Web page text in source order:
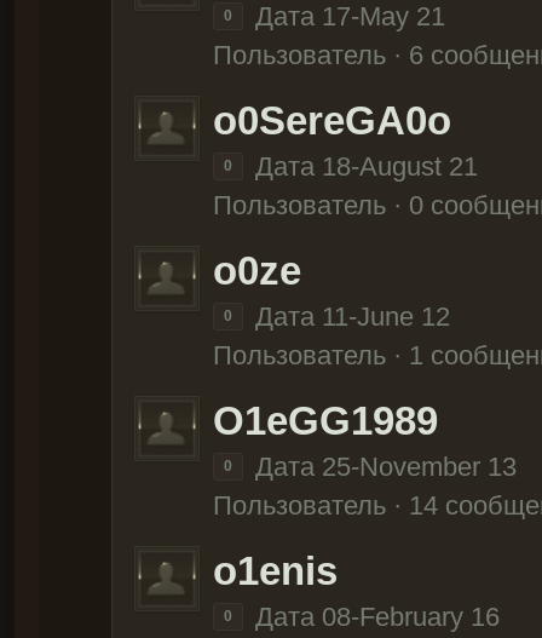
0
Дата 17-May 21
Пользователь · 6
o0SereGA0o
0
Дата 18-August 21
Пользователь · 0
o0ze
0
Дата 11-June 12
Пользователь · 1
O1eGG1989
0
Дата 25-November 13
Пользователь · 14
o1enis
0
Дата 08-February 16